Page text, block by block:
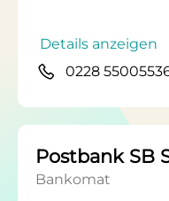
Details anzeigen
0228
Postbank SB
Bankomat